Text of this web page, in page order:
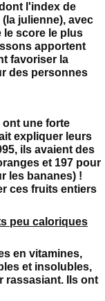
l'index de
julienne), avec
le score le plus
apportent
favoriser la
des personnes
ont une forte
expliquer leurs
ils avaient des
et 197 pour
les bananes) !
ces fruits entiers
peu caloriques
en vitamines,
et insolubles,
rassasiant. Ils ont